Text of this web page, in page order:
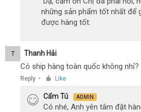
những sản phẩm tốt nhất để
được hàng tốt.
T Thanh Hải
Có ship hàng toàn quốc không nhỉ?
Reply ● Like
Cẩm Tú ADMIN
Có nhé, Anh yên tâm đặt